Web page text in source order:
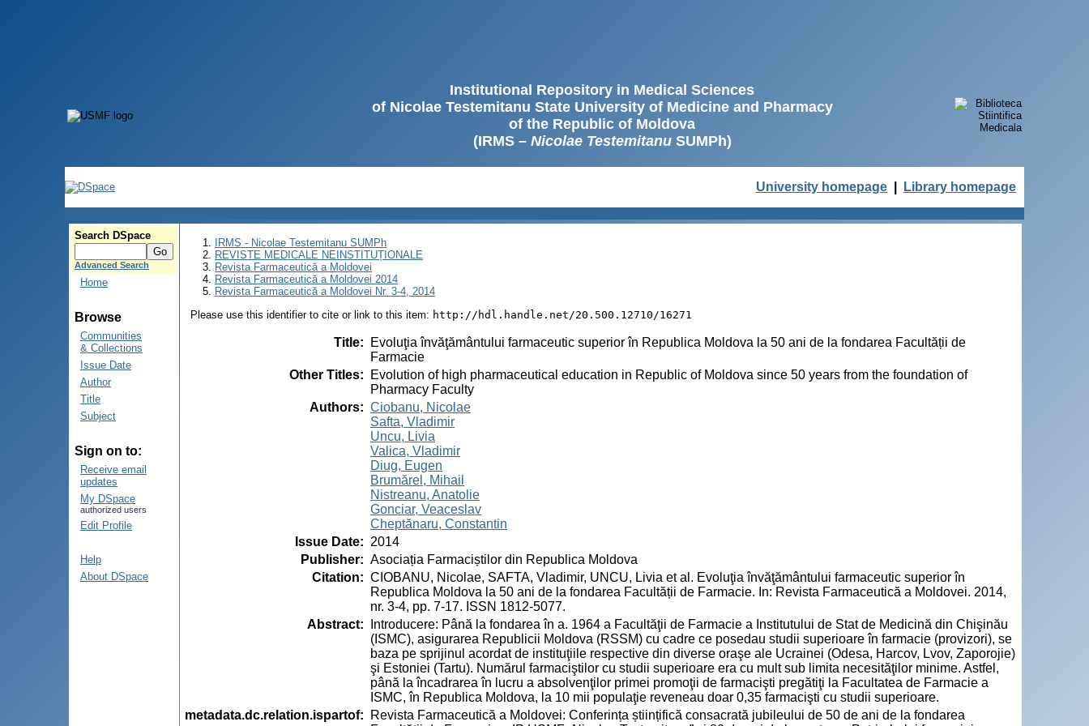
Institutional Repository in Medical Sciences
of Nicolae Testemitanu State University of Medicine and Pharmacy
of the Republic of Moldova
(IRMS – Nicolae TestemitanuSUMPh)
University homepage Library homepage
Search DSpace
Advanced Search
Home
Browse
Communities
& Collections
Issue Date
Author
Title
Subject
Sign on to:
Receive email
updates
My DSpace
authorized users
Edit Profile
Help
About DSpace
IRMS - Nicolae Testemitanu SUMPh
REVISTE MEDICALE NEINSTITUȚIONALE
Revista Farmaceutică a Moldovei
Revista Farmaceutică a Moldovei 2014
Revista Farmaceutică a Moldovei Nr. 3-4, 2014
Please use this identifier to cite or link to this item: http://hdl.handle.net/20.500.12710/16271
Title:
Evoluţia învăţământului farmaceutic superior în Republica Moldova la 50 ani de la fondarea Facultății de
Farmacie
Other Titles:
Evolution of high pharmaceutical education in Republic of Moldova since 50 years from the foundation of
Pharmacy Faculty
Authors: Ciobanu, Nicolae
Safta, Vladimir
Uncu, Livia
Valica, Vladimir
Diug, Eugen
Brumărel, Mihail
Nistreanu, Anatolie
Gonciar, Veaceslav
Cheptănaru, Constantin
Issue Date: 2014
Publisher: Asociația Farmaciștilor din Republica Moldova
Citation: CIOBANU, Nicolae, SAFTA, Vladimir, UNCU, Livia et al. Evoluţia învăţământului farmaceutic superior în
Republica Moldova la 50 ani de la fondarea Facultății de Farmacie. In: Revista Farmaceutică a Moldovei. 2014,
nr. 3-4, pp. 7-17. ISSN 1812-5077.
Abstract:
Introducere: Până la fondarea în a. 1964 a Facultăţii de Farmacie a Institutului de Stat de Medicină din Chişinău
(ISMC), asigurarea Republicii Moldova (RSSM) cu cadre ce posedau studii superioare în farmacie (provizori), se
baza pe sprijinul acordat de instituţiile respective din diverse oraşe ale Ucrainei (Odesa, Harcov, Lvov, Zaporojie)
şi Estoniei (Tartu). Numărul farmaciştilor cu studii superioare era cu mult sub limita necesităţilor minime. Astfel,
până la încadrarea în lucru a absolvenţilor primei promoţii de farmacişti pregătiţi la Facultatea de Farmacie a
ISMC, în Republica Moldova, la 10 mii populaţie reveneau doar 0,35 farmacişti cu studii superioare.
metadata.dc.relation.ispartof:
Revista Farmaceutică a Moldovei: Conferința științifică consacrată jubileului de 50 de ani de la fondarea